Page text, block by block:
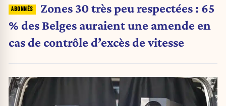
Zones 30 très peu respectées : 65
% des Belges auraient une amende en
cas de contrôle d’excès de vitesse